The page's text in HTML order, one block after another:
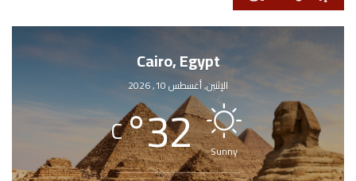
Cairo, Egypt
الإثنين, أغسطس 10, 2026
Sunny
32
°
C